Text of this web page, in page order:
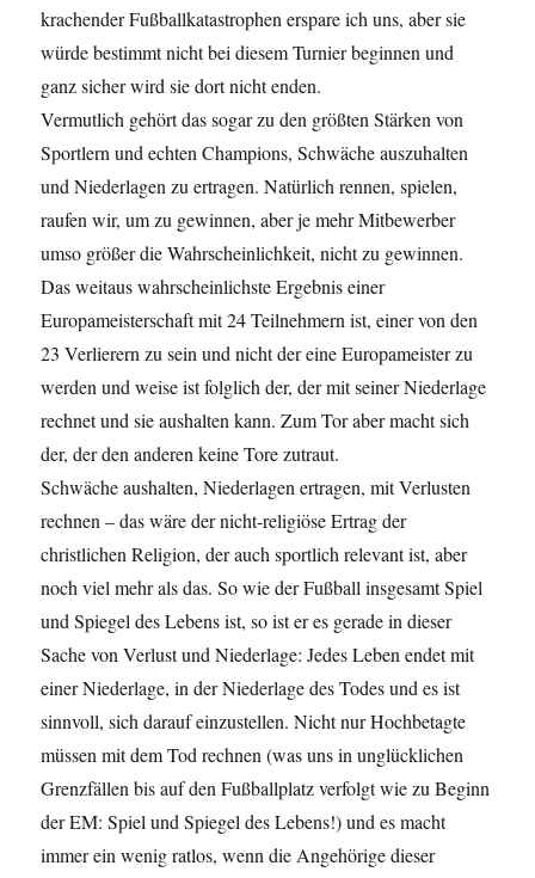
krachender Fußballkatastrophen erspare ich uns, aber sie
würde bestimmt nicht bei diesem Turnier beginnen und
ganz sicher wird sie dort nicht enden.
Vermutlich gehört das sogar zu den größten Stärken von
Sportlern und echten Champions, Schwäche auszuhalten
und Niederlagen zu ertragen. Natürlich rennen, spielen,
raufen wir, um zu gewinnen, aber je mehr Mitbewerber
umso größer die Wahrscheinlichkeit, nicht zu gewinnen.
Das weitaus wahrscheinlichste Ergebnis einer
Europameisterschaft mit 24 Teilnehmern ist, einer von den
23 Verlierern zu sein und nicht der eine Europameister zu
werden und weise ist folglich der, der mit seiner Niederlage
rechnet und sie aushalten kann. Zum Tor aber macht sich
der, der den anderen keine Tore zutraut.
Schwäche aushalten, Niederlagen ertragen, mit Verlusten
rechnen – das wäre der nicht-religiöse Ertrag der
christlichen Religion, der auch sportlich relevant ist, aber
noch viel mehr als das. So wie der Fußball insgesamt Spiel
und Spiegel des Lebens ist, so ist er es gerade in dieser
Sache von Verlust und Niederlage: Jedes Leben endet mit
einer Niederlage, in der Niederlage des Todes und es ist
sinnvoll, sich darauf einzustellen. Nicht nur Hochbetagte
müssen mit dem Tod rechnen (was uns in unglücklichen
Grenzfällen bis auf den Fußballplatz verfolgt wie zu Beginn
der EM: Spiel und Spiegel des Lebens!) und es macht
immer ein wenig ratlos, wenn die Angehörige dieser